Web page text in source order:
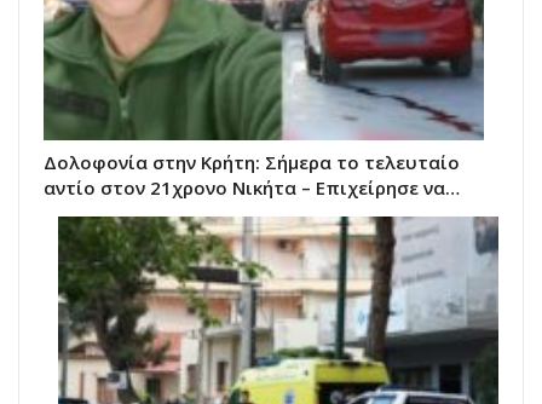
Δολοφονία στην Κρήτη: Σήμερα το τελευταίο
αντίο στον 21χρονο Νικήτα – Επιχείρησε να…